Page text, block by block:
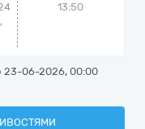
13:50
23-06-2026, 00:00